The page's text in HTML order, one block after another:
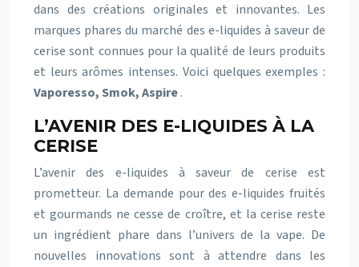
dans des créations originales et innovantes. Les
marques phares du marché des e-liquides à saveur de
cerise sont connues pour la qualité de leurs produits
et leurs arômes intenses. Voici quelques exemples :
Vaporesso, Smok, Aspire.
L’AVENIR DES E-LIQUIDES À LA
CERISE
L’avenir des e-liquides à saveur de cerise est
prometteur. La demande pour des e-liquides fruités
et gourmands ne cesse de croître, et la cerise reste
un ingrédient phare dans l’univers de la vape. De
nouvelles innovations sont à attendre dans les